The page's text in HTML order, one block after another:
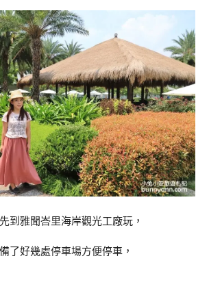
到雅聞峇里海岸觀光工廠玩，
了好幾處停車場方便停車，